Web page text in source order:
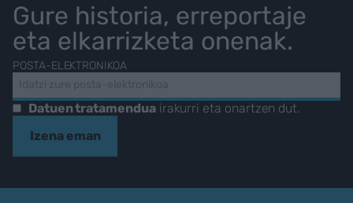
Gure historia, erreportaje
eta elkarrizketa onenak.
POSTA-ELEKTRONIKOA
Datuen tratamenduairakurri eta onartzen dut.
Izena eman